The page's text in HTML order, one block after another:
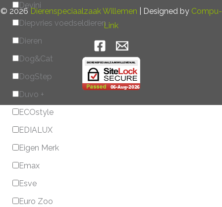
Devini
Diepvries voedseldieren
Dieren
Dog&Cat
DogStep
Duvo +
ECOstyle
EDIALUX
Eigen Merk
Emax
Esve
Euro Zoo
© 2026 Dierenspeciaalzaak Willemen | Designed by Compu-
Link